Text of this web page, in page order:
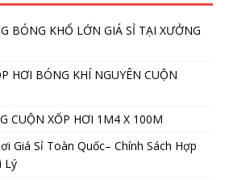
BÓNG KHỔ LỚN GIÁ SỈ TẠI XƯỞNG
HƠI BÓNG KHÍ NGUYÊN CUỘN
CUỘN XỐP HƠI 1M4 X 100M
Giá Sỉ Toàn Quốc– Chính Sách Hợp
Lý